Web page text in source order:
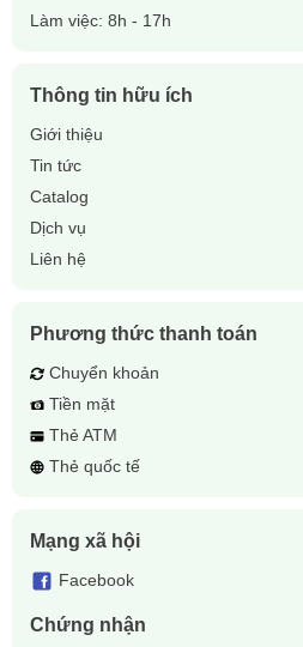
Làm việc: 8h - 17h
Thông tin hữu ích
Giới thiệu
Tin tức
Catalog
Dịch vụ
Liên hệ
Phương thức thanh toán
Chuyển khoản
Tiền mặt
Thẻ ATM
Thẻ quốc tế
Mạng xã hội
Facebook
Chứng nhận